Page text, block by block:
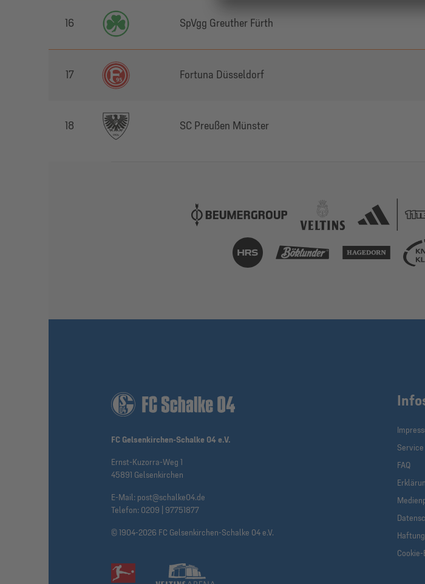
16 SpVgg Greuther Fürth
17 Fortuna Düsseldorf
18 SC Preußen Münster
FC Gelsenkirchen-Schalke 04 e.V.
Ernst-Kuzorra-Weg 1
45891 Gelsenkirchen
E-Mail: post@schalke04.de
Telefon: 0209 | 97751877
© 1904-2026 FC Gelsenkirchen-Schalke 04 e.V.
FAQ